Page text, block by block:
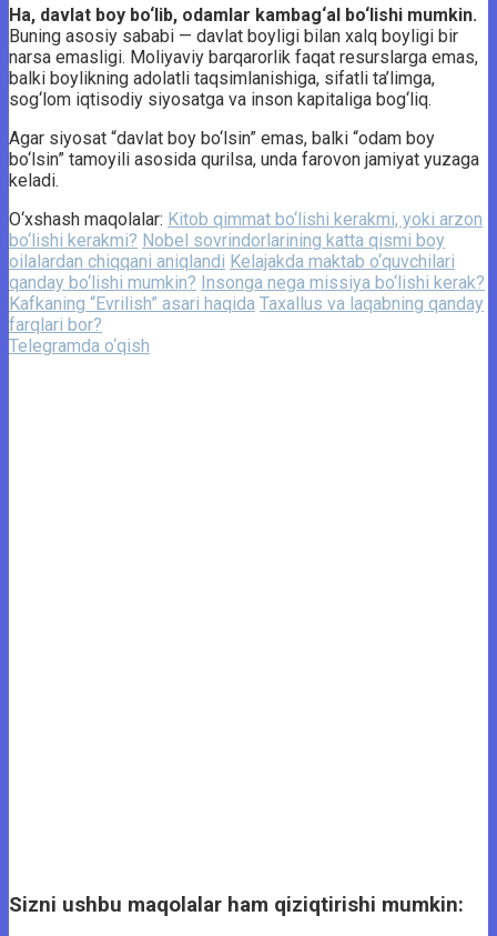
Ha, davlat boy bo‘lib, odamlar kambag‘al bo‘lishi mumkin.
Buning asosiy sababi — davlat boyligi bilan xalq boyligi bir
narsa emasligi. Moliyaviy barqarorlik faqat resurslarga emas,
balki boylikning adolatli taqsimlanishiga, sifatli ta’limga,
sog‘lom iqtisodiy siyosatga va inson kapitaliga bog‘liq.
Agar siyosat “davlat boy bo‘lsin” emas, balki “odam boy
bo‘lsin” tamoyili asosida qurilsa, unda farovon jamiyat yuzaga
keladi.
O‘xshash maqolalar: Kitob qimmat bo‘lishi kerakmi, yoki arzon
bo‘lishi kerakmi? Nobel sovrindorlarining katta qismi boy
oilalardan chiqqani aniqlandi Kelajakda maktab o‘quvchilari
qanday bo‘lishi mumkin? Insonga nega missiya bo‘lishi kerak?
Kafkaning “Evrilish” asari haqida Taxallus va laqabning qanday
farqlari bor?
Telegramda o‘qish
Sizni ushbu maqolalar ham qiziqtirishi mumkin: